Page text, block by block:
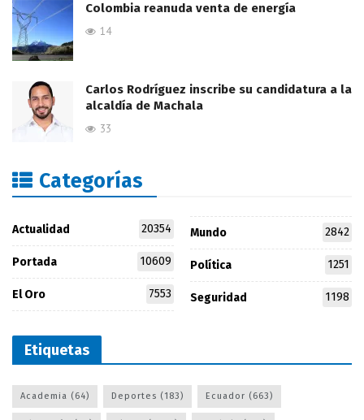
Colombia reanuda venta de energía
14
Carlos Rodríguez inscribe su candidatura a la
alcaldía de Machala
33
Categorías
Actualidad 20354
Portada 10609
El Oro 7553
Mundo 2842
Política 1251
Seguridad 1198
Etiquetas
Academia (64) Deportes (183) Ecuador (663)